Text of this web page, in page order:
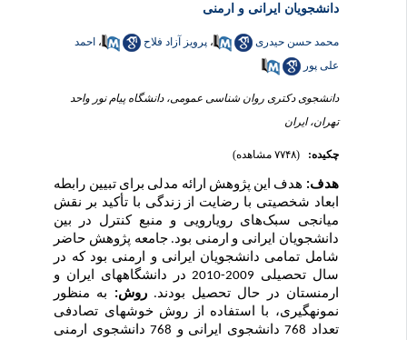
دانشجویان ایرانی و ارمنی
محمد حسن حیدری ، پرویز آزاد فلاح ، احمد
علی پور
دانشجوی دکتری روان شناسی عمومی، دانشگاه پیام نور واحد
تهران، ایران
چکیده: (۷۷۴۸ مشاهده)
هدف:هدف این پژوهش ارائه مدلی برای تبیین رابطه
ابعاد شخصیتی با رضایت از زندگی با تأکید بر نقش
میانجی سبک‌های رویارویی و منبع کنترل در بین
دانشجویان ایرانی و ارمنی بود.جامعه پژوهش حاضر
شامل تمامی دانشجویان ایرانی و ارمنی بود که در
سال تحصیلی 2009-2010 در دانشگاه­های ایران و
ارمنستان در حال تحصیل بودند.روش:به منظور
نمونه­گیری، با استفاده از روش خوشه­ای تصادفی
تعداد 768 دانشجوی ایرانی و 768 دانشجوی ارمنی